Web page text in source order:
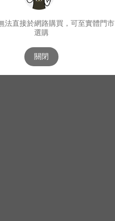
法直接於網路購買，可至實體門市
選購
關閉